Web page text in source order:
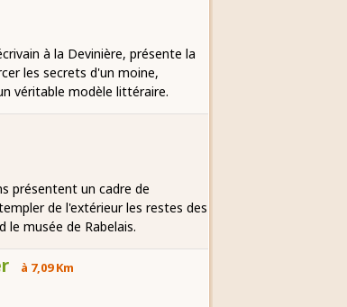
à la Devinière, présente la
les secrets d'un moine,
véritable modèle littéraire.
présentent un cadre de
de l'extérieur les restes des
le musée de Rabelais.
à 7,09 Km